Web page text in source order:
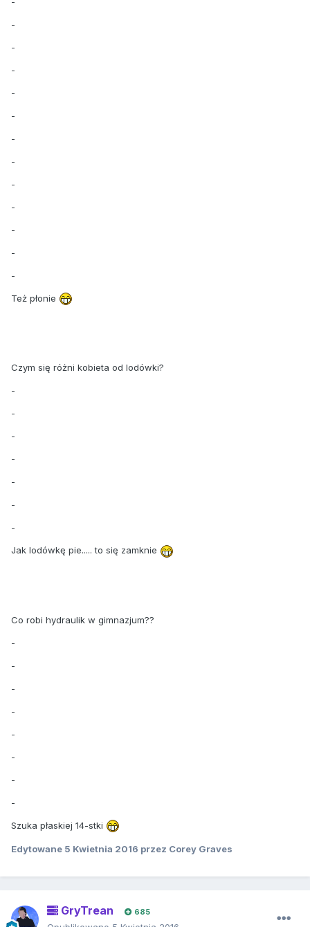
-
-
-
-
-
-
-
-
-
-
-
-
Też płonie
Czym się różni kobieta od lodówki?
-
-
-
-
-
-
-
Jak lodówkę pie..... to się zamknie
Co robi hydraulik w gimnazjum??
-
-
-
-
-
-
-
-
Szuka płaskiej 14-stki
Edytowane 5 Kwietnia 2016 przez Corey Graves
GryTrean 685